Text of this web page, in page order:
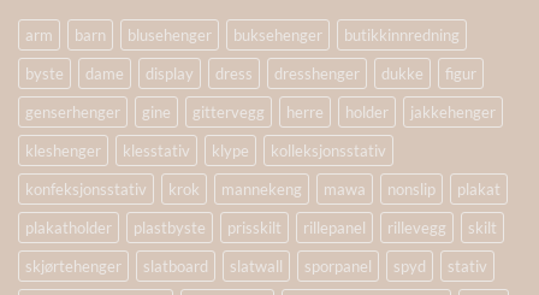
arm barn blusehenger buksehenger
butikkinnredning
byste
dame display dress dresshenger dukke
figur
genserhenger
gine gittervegg herre holder
jakkehenger
kleshenger
klesstativ klype
kolleksjonsstativ
konfeksjonsstativ
krok mannekeng mawa nonslip
plakat
plakatholder
plastbyste prisskilt rillepanel rillevegg
skilt
skjørtehenger
slatboard slatwall sporpanel spyd
stativ